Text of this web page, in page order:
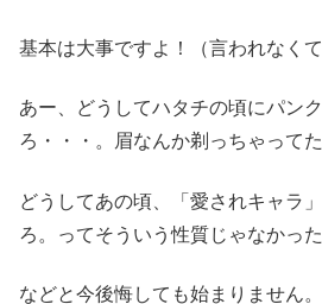
基本は大事ですよ！（言われなく
あー、どうしてハタチの頃にパン
ろ・・・。眉なんか剃っちゃってた
どうしてあの頃、「愛されキャラ
ろ。ってそういう性質じゃなかっ
などと今後悔しても始まりません